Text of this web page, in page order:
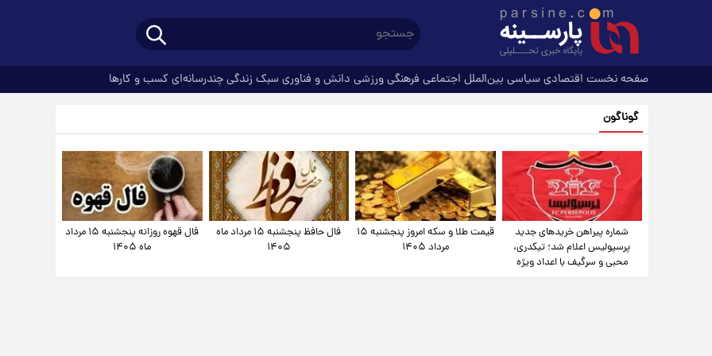
صفحه نخست اقتصادی سیاسی بین‌الملل اجتماعی فرهنگیورزشی دانش و فناوری سبک زندگیچندرسانه‌ای کسب و کارها
گوناگون
شماره پیراهن خریدهای جدید
پرسپولیس اعلام شد؛ تیکدری،
محبی و سرگیف با اعداد ویژه
قیمت طلا و سکه امروز پنجشنبه ۱۵
مرداد ۱۴۰۵
فال حافظ پنجشنبه ۱۵ مرداد ماه
۱۴۰۵
فال قهوه روزانه پنجشنبه ۱۵ مرداد
ماه ۱۴۰۵